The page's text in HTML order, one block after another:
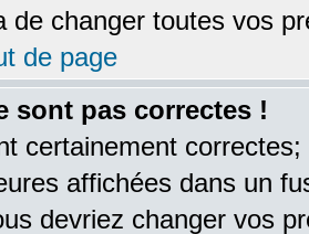
de changer toutes vos
de page
sont pas correctes !
certainement
affichées dans un
devriez changer vos